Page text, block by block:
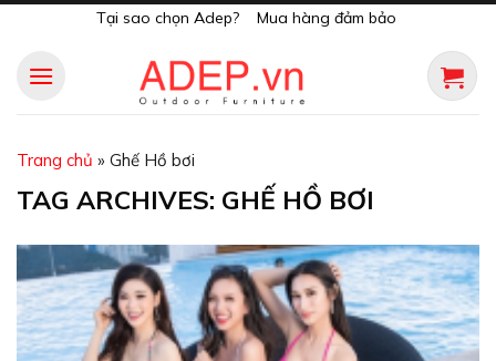
content
Tại sao chọn Adep? Mua hàng đảm bảo
Trang chủ » Ghế Hồ bơi
TAG ARCHIVES: GHẾ HỒ BƠI